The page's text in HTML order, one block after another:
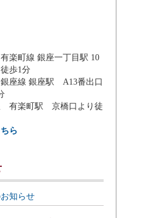
楽町線 銀座一丁目駅 10
歩1分
座線 銀座駅 A13番出口
有楽町駅 京橋口より徒
ら
知らせ